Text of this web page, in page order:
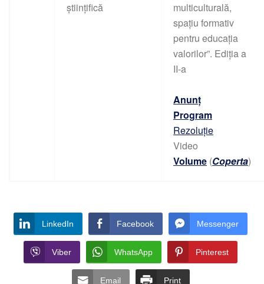
științifică
multiculturală,
spațiu formativ
pentru educația
valorilor”. Ediția a
II-a
Anunț
Program
Rezoluție
Video
Volume (Coperta)
LinkedIn Facebook Messenger
Viber WhatsApp Pinterest
Email Print